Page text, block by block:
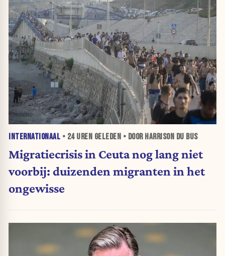
INTERNATIONAAL • 24 UREN GELEDEN • DOOR HARRISON DU BUS
Migratiecrisis in Ceuta nog lang niet
voorbij: duizenden migranten in het
ongewisse